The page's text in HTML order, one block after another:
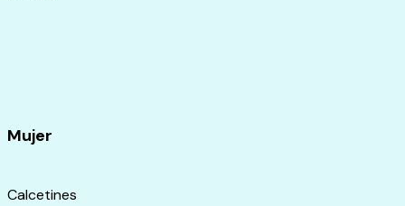
Mujer
Calcetines